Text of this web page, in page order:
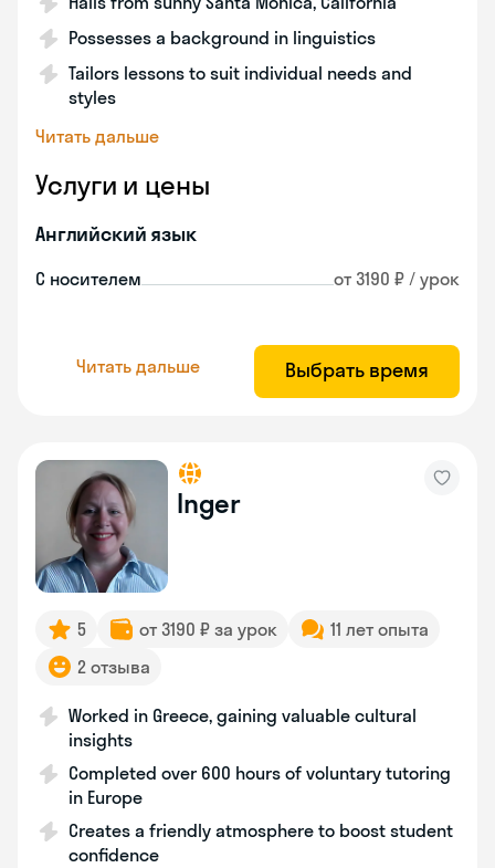
Possesses a background in linguistics
Tailors lessons to suit individual needs and
styles
Читать дальше
Услуги и цены
Английский язык
С носителем от 3190 ₽ / урок
Читать дальше Выбрать время
Inger
5 от 3190 ₽ за урок
11 лет опыта
2 отзыва
Worked in Greece, gaining valuable cultural
insights
Completed over 600 hours of voluntary tutoring
in Europe
Creates a friendly atmosphere to boost student
confidence